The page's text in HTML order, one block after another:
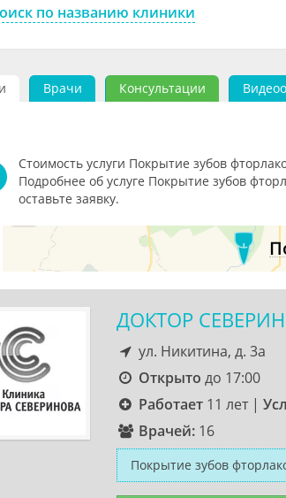
по названию клиники
Врачи Консультации
Стоимость услуги Покрытие зубов
Подробнее об услуге Покрытие зубов
оставьте заявку.
ДОКТОР
ул. Никитина, д. 3а
Открыто до 17:00
Работает11 лет |
Врачей:16
Покрытие зубов